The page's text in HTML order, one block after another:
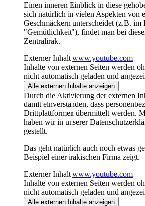
Einen inneren Einblick in diese
sich natürlich in vielen Aspekten von
Geschmäckern unterscheidet (z.B. im
"Gemütlichkeit"), findet man bei
Zentralirak.
Externer Inhalt www.youtube.com
Inhalte von externen Seiten werden
nicht automatisch geladen und
Alle externen Inhalte anzeigen
Durch die Aktivierung der externen
damit einverstanden, dass
Drittplattformen übermittelt werden.
haben wir in unserer
gestellt.
Das geht natürlich auch noch etwas
Beispiel einer irakischen Firma zeigt.
Externer Inhalt www.youtube.com
Inhalte von externen Seiten werden
nicht automatisch geladen und
Alle externen Inhalte anzeigen